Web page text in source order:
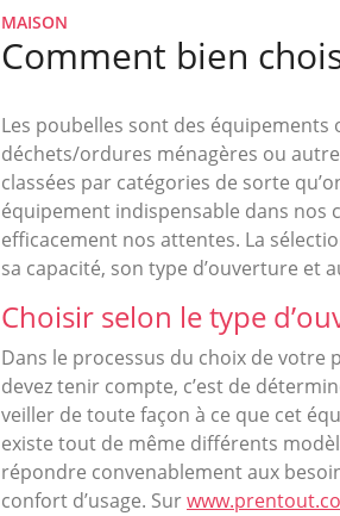
MAISON
Comment bien
Les poubelles sont des
déchets/ordures ménagères ou
classées par catégories de sorte
équipement indispensable dans nos
efficacement nos attentes. La
sa capacité, son type d’ouverture et
Choisir selon le type
Dans le processus du choix de
devez tenir compte, c’est de
veiller de toute façon à ce que cet
existe tout de même différents
répondre convenablement aux
confort d’usage. Sur